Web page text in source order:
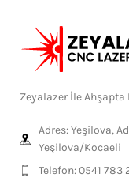
Zeyalazer İle
Adres: Yeşilova,
Yeşilova/Kocaeli
Telefon: 0541 783